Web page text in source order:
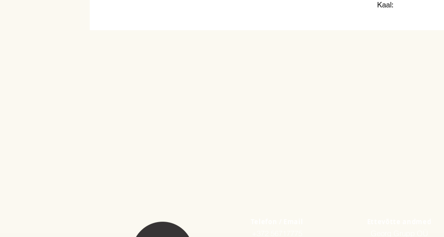
säilitab täiusliku
Kaal: